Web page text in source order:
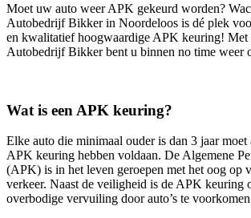
Moet uw auto weer APK gekeurd worden?
Autobedrijf Bikker in Noordeloos is dé plek
en kwalitatief hoogwaardige APK keuring! Met
Autobedrijf Bikker bent u binnen no time weer
Wat is een APK keuring?
Elke auto die minimaal ouder is dan 3 jaar moet
APK keuring hebben voldaan. De Algemene
(APK) is in het leven geroepen met het oog op
verkeer. Naast de veiligheid is de APK keuring
overbodige vervuiling door auto’s te